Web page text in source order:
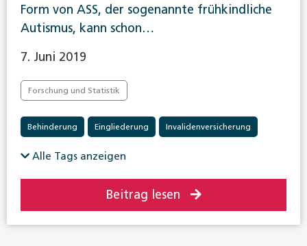
Form von ASS, der sogenannte frühkindliche
Autismus, kann schon…
7. Juni 2019
Forschung und Statistik
Behinderung Eingliederung Invalidenversicherung
Alle Tags anzeigen
Beitrag lesen